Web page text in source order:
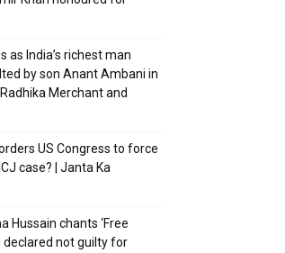
as India’s richest man
by son Anant Ambani in
Merchant and
US Congress to force
case? | Janta Ka
Hussain chants ‘Free
declared not guilty for